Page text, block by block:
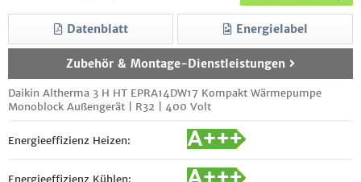
Datenblatt Energielabel
Zubehör & Montage-Dienstleistungen
Daikin Altherma 3 H HT EPRA14DW17 Kompakt Wärmepumpe
Monoblock Außengerät | R32 | 400 Volt
Energieeffizienz Heizen:
Energieeffizienz Kühlen: